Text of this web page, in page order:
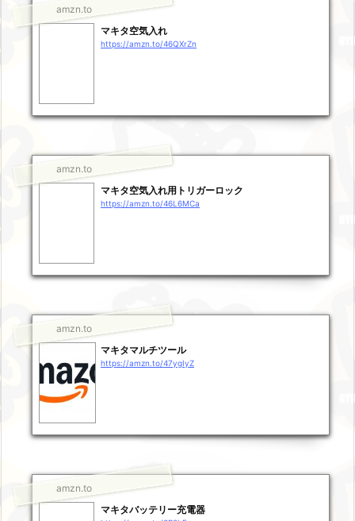
amzn.to
マキタ空気入れ
https://amzn.to/46QXrZn
amzn.to
マキタ空気入れ用トリガーロック
https://amzn.to/46L6MCa
amzn.to
マキタマルチツール
https://amzn.to/47ygIyZ
amzn.to
マキタバッテリー充電器